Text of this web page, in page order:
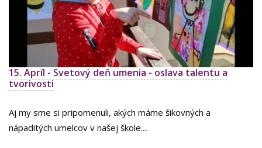
15. Apríl - Svetový deň umenia - oslava talentu a
tvorivosti
Aj my sme si pripomenuli, akých máme šikovných a
nápaditých umelcov v našej škole....